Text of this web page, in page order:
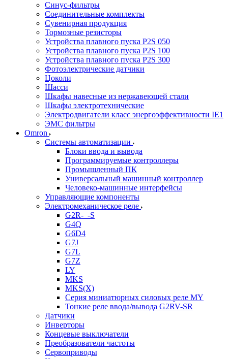
Синус-фильтры
Соединительные комплекты
Сувенирная продукция
Тормозные резисторы
Устройства плавного пуска P2S 050
Устройства плавного пуска P2S 100
Устройства плавного пуска P2S 300
Фотоэлектрические датчики
Цоколи
Шасси
Шкафы навесные из нержавеющей стали
Шкафы электротехнические
Электродвигатели класс энергоэффективности IE1
ЭМС фильтры
Omron
Системы автоматизации
Блоки ввода и вывода
Программируемые контроллеры
Промышленный ПК
Универсальный машинный контроллер
Человеко-машинные интерфейсы
Управляющие компоненты
Электромеханическое реле
G2R-_-S
G4Q
G6D4
G7J
G7L
G7Z
LY
MKS
MKS(X)
Серия миниатюрных силовых реле MY
Тонкие реле ввода/вывода G2RV-SR
Датчики
Инверторы
Концевые выключатели
Преобразователи частоты
Сервоприводы